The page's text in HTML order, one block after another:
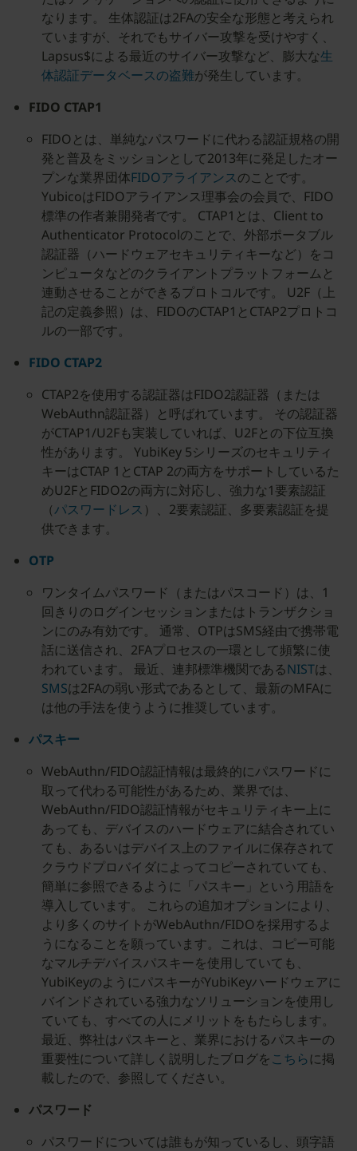
なります。 生体認証は2FAの安全な形態と考えられ
ていますが、それでもサイバー攻撃を受けやすく、
Lapsus$による最近のサイバー攻撃など、膨大な生
体認証データベースの盗難が発生しています。
FIDO CTAP1
FIDOとは、単純なパスワードに代わる認証規格の開
発と普及をミッションとして2013年に発足したオー
プンな業界団体FIDOアライアンスのことです。
YubicoはFIDOアライアンス理事会の会員で、FIDO
標準の作者兼開発者です。 CTAP1とは、Client to
Authenticator Protocolのことで、外部ポータブル
認証器（ハードウェアセキュリティキーなど）をコ
ンピュータなどのクライアントプラットフォームと
連動させることができるプロトコルです。 U2F（上
記の定義参照）は、FIDOのCTAP1とCTAP2プロトコ
ルの一部です。
FIDO CTAP2
CTAP2を使用する認証器はFIDO2認証器（または
WebAuthn認証器）と呼ばれています。 その認証器
がCTAP1/U2Fも実装していれば、U2Fとの下位互換
性があります。 YubiKey 5シリーズのセキュリティ
キーはCTAP 1とCTAP 2の両方をサポートしているた
めU2FとFIDO2の両方に対応し、強力な1要素認証
（パスワードレス ）、2要素認証、多要素認証を提
供できます。
OTP
ワンタイムパスワード（またはパスコード）は、1
回きりのログインセッションまたはトランザクショ
ンにのみ有効です。 通常、OTPはSMS経由で携帯電
話に送信され、2FAプロセスの一環として頻繁に使
われています。 最近、連邦標準機関であるNISTは、
SMSは2FAの弱い形式であるとして、最新のMFAに
は他の手法を使うように推奨しています。
パスキー
WebAuthn/FIDO認証情報は最終的にパスワードに
取って代わる可能性があるため、業界では、
WebAuthn/FIDO認証情報がセキュリティキー上に
あっても、デバイスのハードウェアに結合されてい
ても、あるいはデバイス上のファイルに保存されて
クラウドプロバイダによってコピーされていても、
簡単に参照できるように「パスキー」という用語を
導入しています。 これらの追加オプションにより、
より多くのサイトがWebAuthn/FIDOを採用するよ
うになることを願っています。これは、コピー可能
なマルチデバイスパスキーを使用していても、
YubiKeyのようにパスキーがYubiKeyハードウェアに
バインドされている強力なソリューションを使用し
ていても、すべての人にメリットをもたらします。
最近、弊社はパスキーと、業界におけるパスキーの
重要性について詳しく説明したブログをこちらに掲
載したので、参照してください。
パスワード
パスワードについては誰もが知っているし、頭字語